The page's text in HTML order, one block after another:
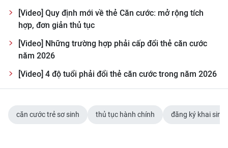
MEDIA CENTER
E-Magazine
Video
Media Kinh tế
[Video] Quy định mới về thẻ Căn cước: mở rộng tích
hợp, đơn giản thủ tục
[Video] Những trường hợp phải cấp đổi thẻ căn cước
năm 2026
[Video] 4 độ tuổi phải đổi thẻ căn cước trong năm 2026
căn cước trẻ sơ sinh thủ tục hành chính đăng ký khai sinh